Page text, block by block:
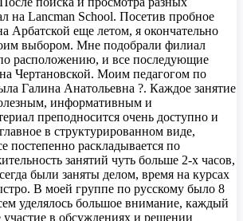
на Lancman School. Посетив пробное
Арбатской еще летом, я окончательно
выбором. Мне подобрали филиал
расположению, и все последующие
Чертановской. Моим педагогом по
Галина Анатольевна ?. Каждое занятие
информативным и
преподносится очень доступно и
в структурированном виде,
постепенно раскладывается по
занятий чуть больше 2-х часов,
были заняты делом, время на курсах
В моей группе по русскому было 8
уделялось большое внимание, каждый
в обсуждениях и решении